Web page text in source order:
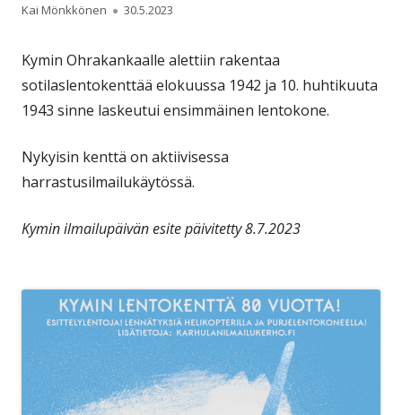
Kirjoittaja
Kai Mönkkönen Julkaistu
30.5.2023
Kymin Ohrakankaalle alettiin rakentaa
sotilaslentokenttää elokuussa 1942 ja 10. huhtikuuta
1943 sinne laskeutui ensimmäinen lentokone.
Nykyisin kenttä on aktiivisessa
harrastusilmailukäytössä.
Kymin ilmailupäivän esite päivitetty 8.7.2023